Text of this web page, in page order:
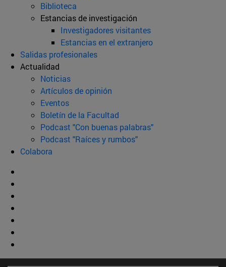
Biblioteca
Estancias de investigación
Investigadores visitantes
Estancias en el extranjero
Salidas profesionales
Actualidad
Noticias
Artículos de opinión
Eventos
Boletín de la Facultad
Podcast "Con buenas palabras"
Podcast "Raíces y rumbos"
Colabora